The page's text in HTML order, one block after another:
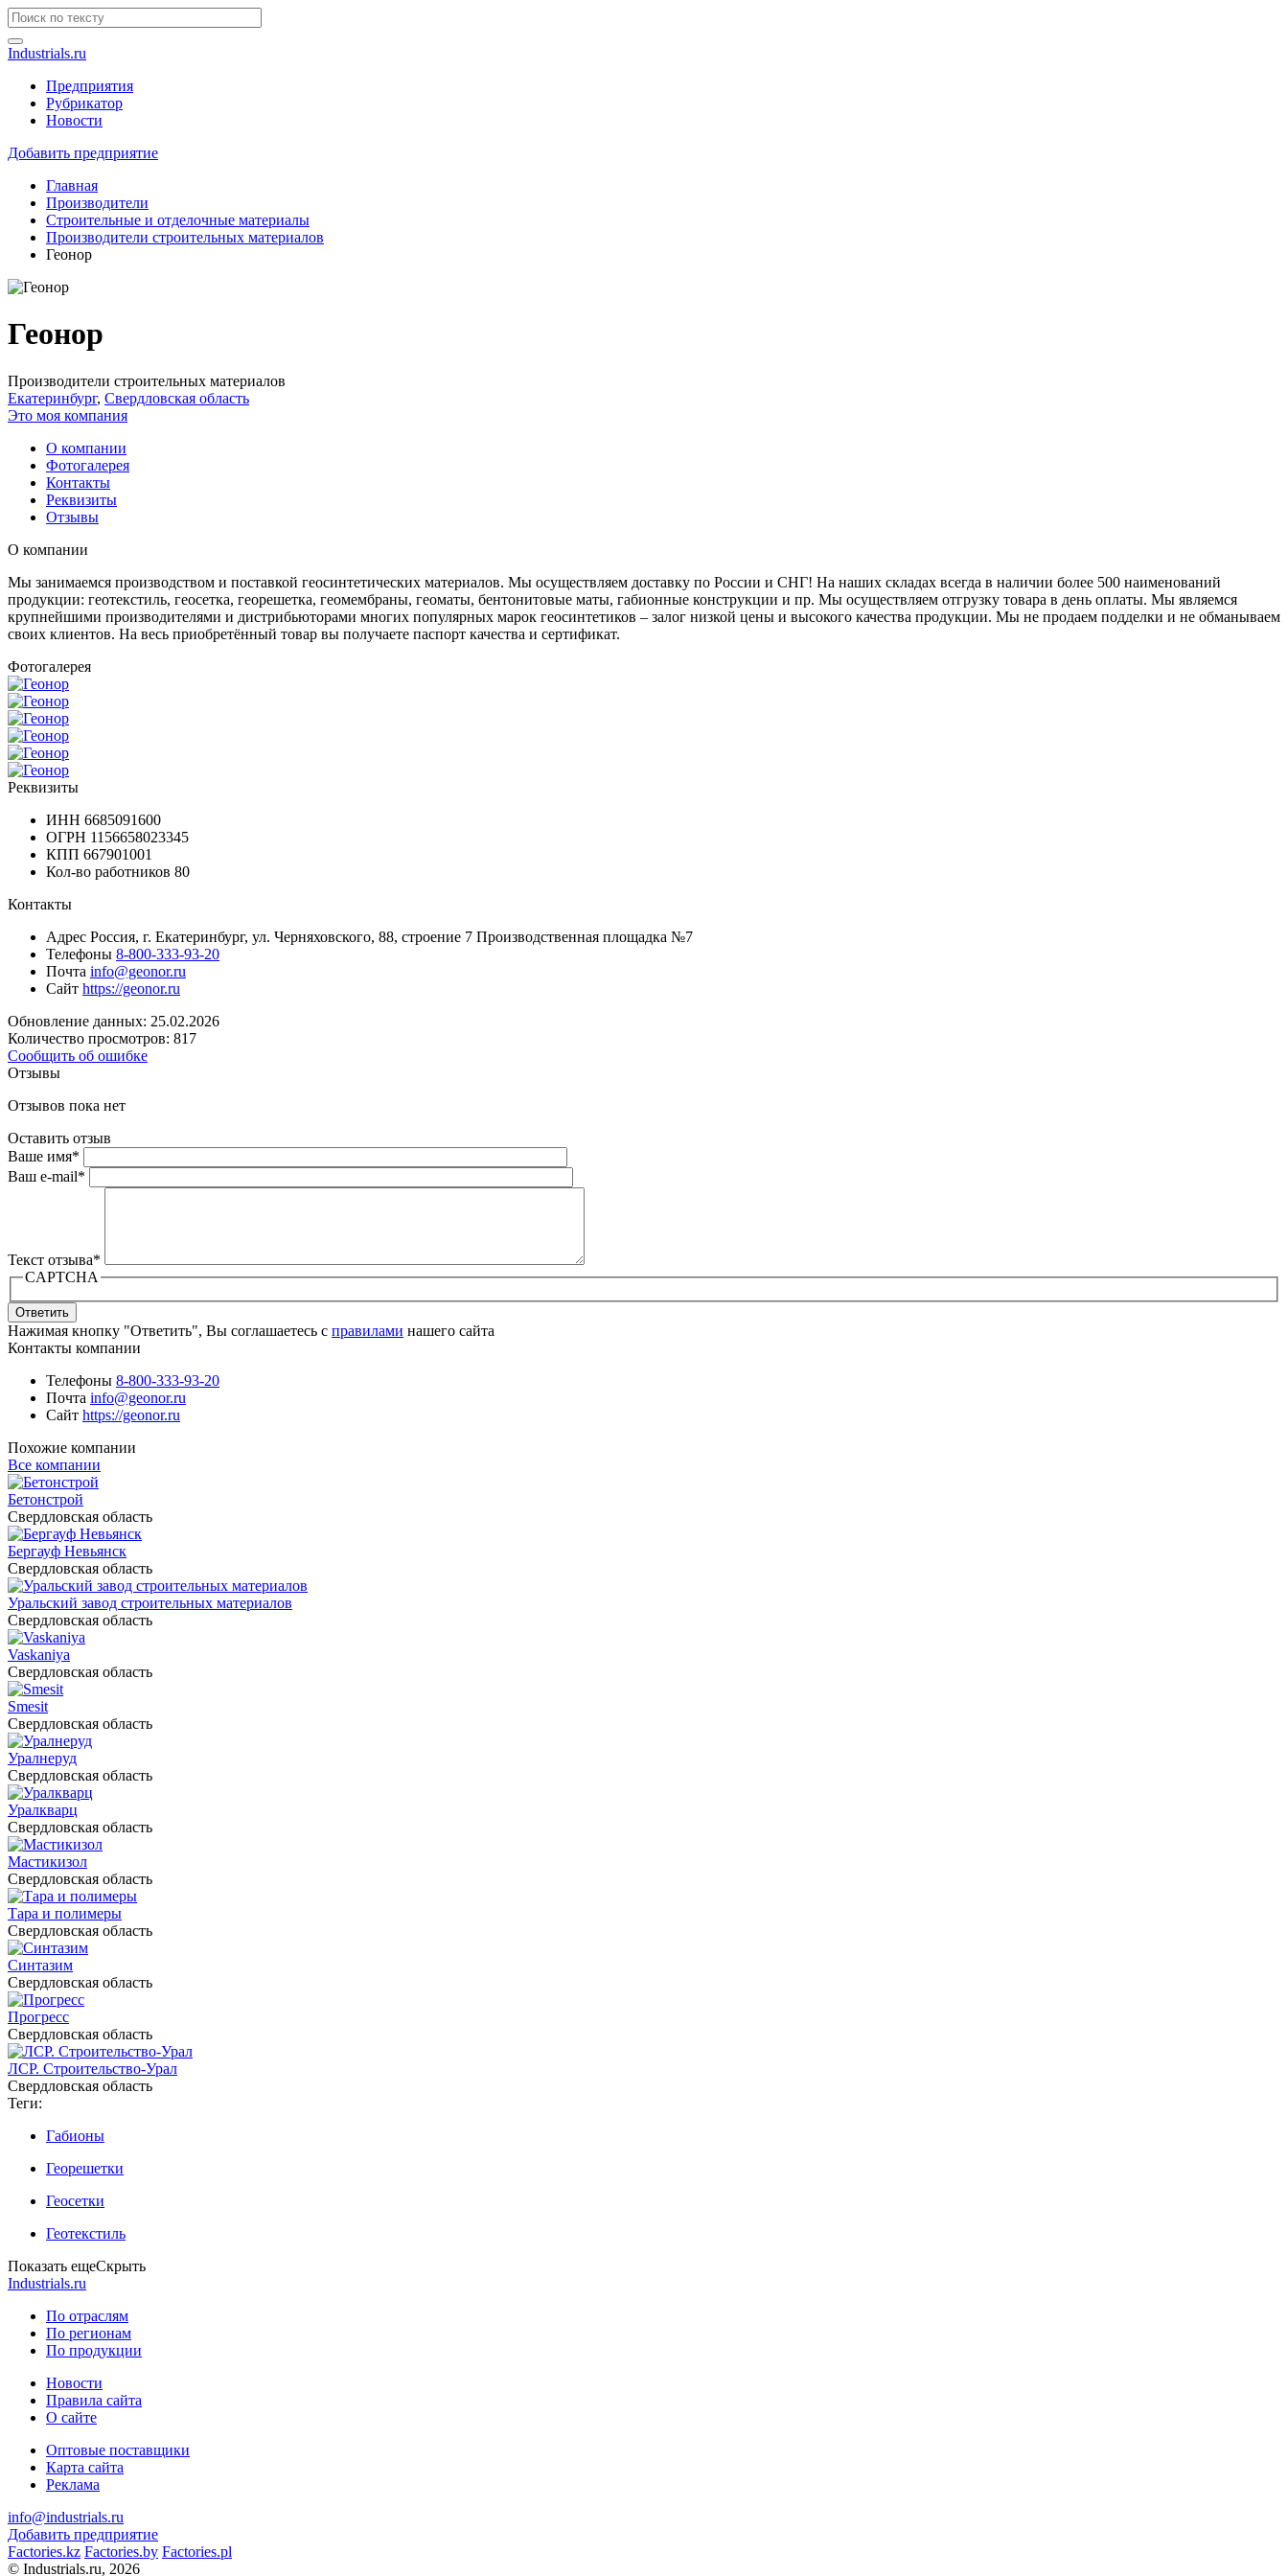
Industrials.ru
Предприятия
Рубрикатор
Новости
Добавить предприятие
Главная
Производители
Строительные и отделочные материалы
Производители строительных материалов
Геонор
Геонор
Производители строительных материалов
Екатеринбург, Свердловская область
Это моя компания
О компании
Фотогалерея
Контакты
Реквизиты
Отзывы
О компании
Мы занимаемся производством и поставкой геосинтетических материалов. Мы осуществляем доставку по России и СНГ! На наших складах всегда в наличии более 500 наименований
продукции: геотекстиль, геосетка, георешетка, геомембраны, геоматы, бентонитовые маты, габионные конструкции и пр. Мы осуществляем отгрузку товара в день оплаты. Мы являемся
крупнейшими производителями и дистрибьюторами многих популярных марок геосинтетиков – залог низкой цены и высокого качества продукции. Мы не продаем подделки и не обманываем
своих клиентов. На весь приобретённый товар вы получаете паспорт качества и сертификат.
Фотогалерея
Реквизиты
ИНН 6685091600
ОГРН 1156658023345
КПП 667901001
Кол-во работников 80
Контакты
Адрес Россия, г. Екатеринбург, ул. Черняховского, 88, строение 7 Производственная площадка №7
Телефоны 8-800-333-93-20
Почта info@geonor.ru
Сайт https://geonor.ru
Обновление данных: 25.02.2026
Количество просмотров: 817
Сообщить об ошибке
Отзывы
Отзывов пока нет
Оставить отзыв
Ваше имя*
Ваш e-mail*
Текст отзыва*
CAPTCHA
Ответить
Нажимая кнопку "Ответить", Вы соглашаетесь с правилами нашего сайта
Контакты компании
Телефоны 8-800-333-93-20
Почта info@geonor.ru
Сайт https://geonor.ru
Похожие компании
Все компании
Бетонстрой
Свердловская область
Бергауф Невьянск
Свердловская область
Уральский завод строительных материалов
Свердловская область
Vaskaniya
Свердловская область
Smesit
Свердловская область
Уралнеруд
Свердловская область
Уралкварц
Свердловская область
Мастикизол
Свердловская область
Тара и полимеры
Свердловская область
Синтазим
Свердловская область
Прогресс
Свердловская область
ЛСР. Строительство-Урал
Свердловская область
Теги:
Габионы
Георешетки
Геосетки
Геотекстиль
Показать ещеСкрыть
Industrials.ru
По отраслям
По регионам
По продукции
Новости
Правила сайта
О сайте
Оптовые поставщики
Карта сайта
Реклама
info@industrials.ru
Добавить предприятие
Factories.kz Factories.by Factories.pl
© Industrials.ru, 2026